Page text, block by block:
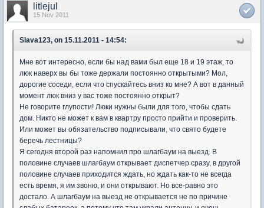
litlejul
15 Nov 2011
Slava123, on 15.11.2011 - 14:54:
Мне вот интересно, если бы над вами был еще 18 и 19 этаж, то
люк наверх вы бы тоже держали постоянно открытыми? Мол,
дорогие соседи, если что спускайтесь вниз ко мне? А вот в данный
момент люк вниз у вас тоже постоянно открыт?
Не говорите глупости! Люки нужны были для того, чтобы сдать
дом. Никто не может к вам в квартру просто прийти и проверить.
Или может вы обязательство подписывали, что свято будете
беречь лестницы?
Я сегодня второй раз напомнил про шлагбаум на выезд. В
половине случаев шлагбаум открывает диспетчер сразу, в другой
половине случаев приходится ждать, но ждать как-то не всегда
есть время, я им звоню, и они открывают. Но все-равно это
достало. А шлагбаум на выезд не открывается не по причине